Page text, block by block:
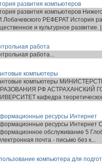
развития компьютеров
развития компьютеров
РЕФЕРАТ История
и культурное развитие.
работа
работа...
компьютеры
компьютеры
РФ АСТРАХАНСКИЙ
кафедра
ресурсы Интернет
ресурсы Интернет
обслуживание 5
почта - письмо без к...
компьютера для